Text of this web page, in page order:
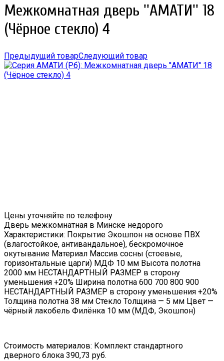
Межкомнатная дверь ''АМАТИ'' 18
(Чёрное стекло) 4
Предыдущий товарСледующий товар
Цены уточняйте по телефону
Дверь межкомнатная в Минске недорого
Характеристики: Покрытие Экошпон на основе ПВХ
(влагостойкое, антивандальное), бескромочное
окутывание Материал Массив сосны (стоевые,
горизонтальные царги) МДФ 10 мм Высота полотна
2000 мм НЕСТАНДАРТНЫЙ РАЗМЕР в сторону
уменьшения +20% Ширина полотна 600 700 800 900
НЕСТАНДАРТНЫЙ РАЗМЕР в сторону уменьшения +20%
Толщина полотна 38 мм Стекло Толщина — 5 мм Цвет —
чёрный лакобель Филёнка 10 мм (МДФ, Экошпон)
Стоимость материалов: Комплект стандартного
дверного блока 390,73 руб.